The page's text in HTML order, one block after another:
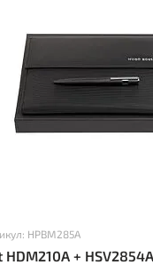
HPBM285A
HDM210A + HSV2854A